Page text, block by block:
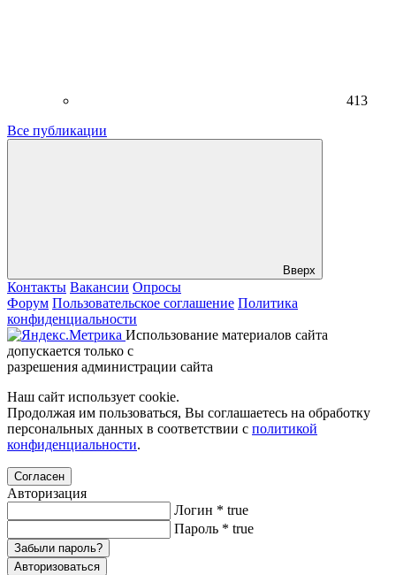
413
Все публикации
Вверх
Контакты Вакансии Опросы
Форум Пользовательское соглашение Политика
конфиденциальности
Использование материалов сайта
допускается только с
разрешения администрации сайта
Наш сайт использует cookie.
Продолжая им пользоваться, Вы соглашаетесь на обработку
персональных данных в соответствии с политикой
конфиденциальности.
Согласен
Авторизация
Логин * true
Пароль * true
Забыли пароль?
Авторизоваться